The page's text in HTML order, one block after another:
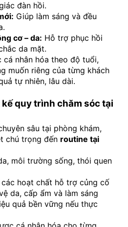
đàn hồi.
Giúp làm sáng và đều
cơ – da: Hỗ trợ phục hồi
da mặt.
cá nhân hóa theo độ tuổi,
muốn riêng của từng khách
tự nhiên, lâu dài.
quy trình chăm sóc tại
sâu tại phòng khám,
chú trọng đến routine tại
môi trường sống, thói quen
hoạt chất hỗ trợ củng cố
da, cấp ẩm và làm sáng
quả bền vững nếu thực